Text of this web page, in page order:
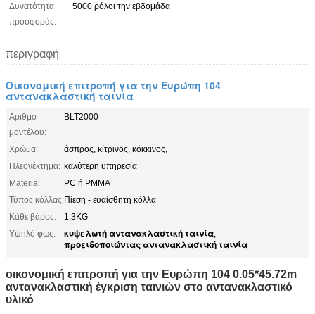
Δυνατότητα
προσφοράς:
5000 ρόλοι την εβδομάδα
περιγραφή
Οικονομική επιτροπή για την Ευρώπη 104
αντανακλαστική ταινία
Αριθμό
μοντέλου:
BLT2000
Χρώμα:
άσπρος, κίτρινος, κόκκινος,
Πλεονέκτημα: καλύτερη υπηρεσία
Materia:
PC ή PMMA
Τύπος κόλλας:Πίεση - ευαίσθητη κόλλα
Κάθε βάρος:
1.3KG
Υψηλό φως:
κυψελωτή αντανακλαστική ταινία,
προειδοποιώντας αντανακλαστική ταινία
οικονομική επιτροπή για την Ευρώπη 104 0.05*45.72m
αντανακλαστική έγκριση ταινιών στο αντανακλαστικό
υλικό